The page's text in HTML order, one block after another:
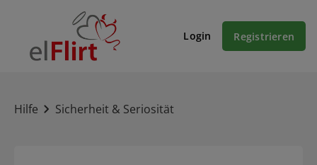
Login Registrieren
Hilfe Sicherheit & Seriosität